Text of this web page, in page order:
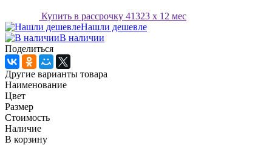
Купить в рассрочку 41323 x 12 мес
Нашли дешевле
В наличии
Поделиться
Другие варианты товара
Наименование
Цвет
Размер
Стоимость
Наличие
В корзину